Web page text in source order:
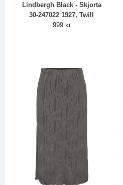
Lindbergh Black - Skjorta
30-247022 1927, Twill
999 kr